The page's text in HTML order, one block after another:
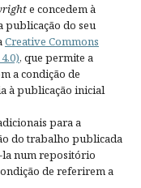
e concedem à
do seu
Creative Commons
, que permite a
a condição de
à publicação inicial
para a
do trabalho publicada
num repositório
de referirem a